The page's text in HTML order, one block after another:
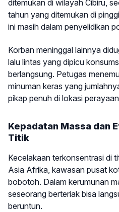
ditemukan di wilayah Cibiru,
tahun yang ditemukan di
ini masih dalam penyelidikan
Korban meninggal lainnya
lalu lintas yang dipicu
berlangsung. Petugas
minuman keras yang
pikap penuh di lokasi
Kepadatan Massa dan
Titik
Kecelakaan terkonsentrasi di
Asia Afrika, kawasan pusat
bobotoh. Dalam kerumunan
seseorang berteriak bisa
beruntun.